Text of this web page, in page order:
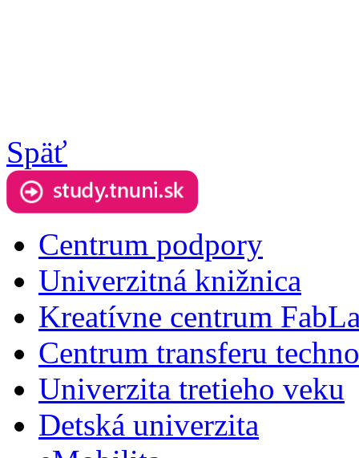
Späť
Centrum podpory
Univerzitná knižnica
Kreatívne centrum
Centrum transferu
Univerzita tretieho veku
Detská univerzita